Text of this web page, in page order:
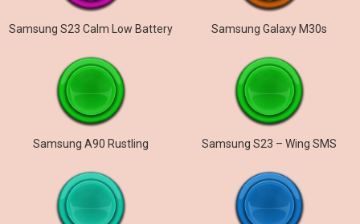
Samsung S23 Calm Low Battery Samsung Galaxy M30s
Samsung A90 Rustling Samsung S23 – Wing SMS